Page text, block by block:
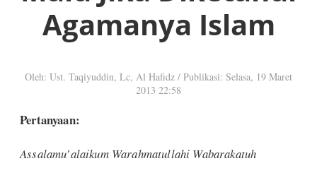
Agamanya Islam
Oleh: Ust. Taqiyuddin, Lc, Al Hafidz / Publikasi: Selasa, 19 Maret
2013 22:58
Pertanyaan:
Assalamu’alaikum Warahmatullahi Wabarakatuh